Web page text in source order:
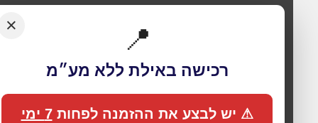
📍
רכישה באילת ללא מע״מ
⚠ יש לבצע את ההזמנה לפחות 7 ימי